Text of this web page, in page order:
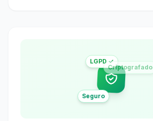
LGPD ✓
Seguro
Criptografado